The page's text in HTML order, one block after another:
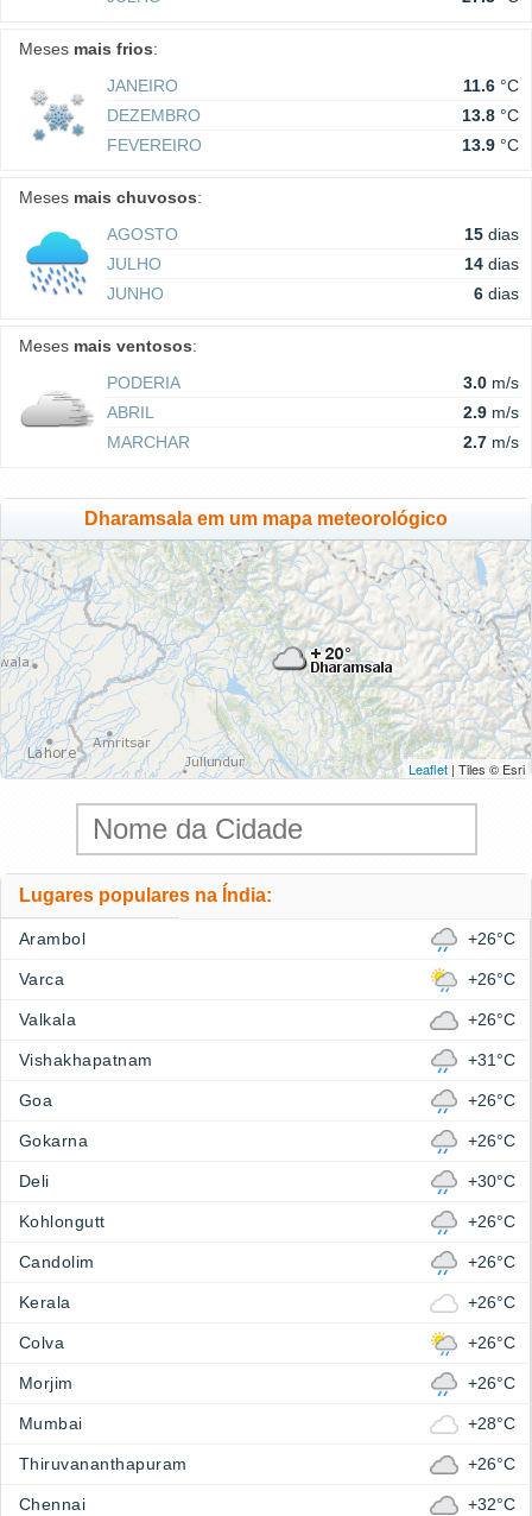
Meses mais frios:
JANEIRO
11.6 °C
DEZEMBRO
13.8 °C
FEVEREIRO
13.9 °C
Meses mais chuvosos:
AGOSTO
15 dias
JULHO
14 dias
JUNHO
6 dias
Meses mais ventosos:
PODERIA
3.0 m/s
ABRIL
2.9 m/s
MARCHAR
2.7 m/s
Dharamsala em um mapa meteorológico
Leaflet | Tiles © Esri
Lugares populares na Índia:
Arambol +26°C
Varca +26°C
Valkala +26°C
Vishakhapatnam +31°C
Goa +26°C
Gokarna +26°C
Deli +30°C
Kohlongutt +26°C
Candolim +26°C
Kerala +26°C
Colva +26°C
Morjim +26°C
Mumbai +28°C
Thiruvananthapuram +26°C
Chennai +32°C